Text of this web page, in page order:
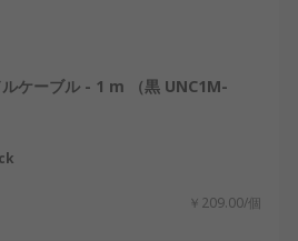
ケーブル - 1 m （黒 UNC1M-
￥209.00/個